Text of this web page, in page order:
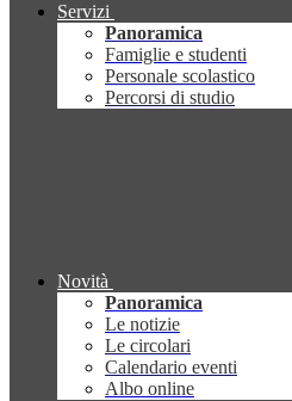
Servizi
Panoramica
Famiglie e studenti
Personale scolastico
Percorsi di studio
Novità
Panoramica
Le notizie
Le circolari
Calendario eventi
Albo online